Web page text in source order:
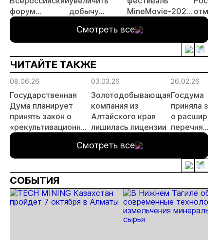
форум
«Россыпное
России»
добычу
тонн в 2026
году
MineMovie-2026
заявок
МСБ
Смотреть все
ЧИТАЙТЕ ТАКЖЕ
08.06.26
Государственная
Дума планирует
принять закон о
«рекультивационных
фондах»
03.03.26
Золотодобывающая
компания из
Алтайского края
лишилась лицензии
26.02.26
Госдума
приняла
о
перечня
РФ
Смотреть все
СОБЫТИЯ